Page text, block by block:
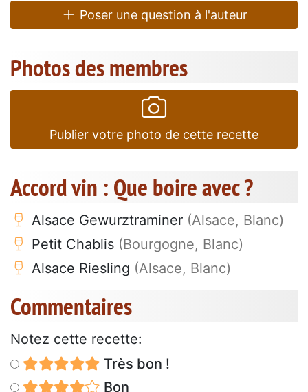
Poser une question à l'auteur
Photos des membres
Publier votre photo de cette recette
Accord vin : Que boire avec ?
Alsace Gewurztraminer (Alsace, Blanc)
Petit Chablis (Bourgogne, Blanc)
Alsace Riesling (Alsace, Blanc)
Commentaires
Notez cette recette:
Très bon !
Bon